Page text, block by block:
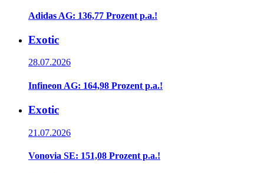
Adidas AG: 136,77 Prozent p.a.!
Exotic
28.07.2026
Infineon AG: 164,98 Prozent p.a.!
Exotic
21.07.2026
Vonovia SE: 151,08 Prozent p.a.!